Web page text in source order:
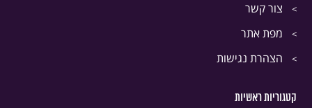
צור קשר
מפת אתר
הצהרת נגישות
קטגוריות ראשיות